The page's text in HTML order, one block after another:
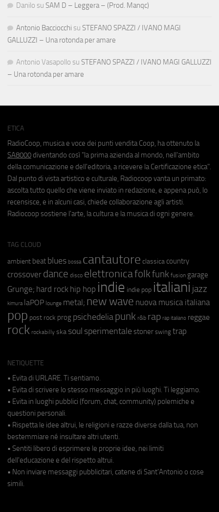
Danilo su SAM D – Leggera – (Prod. Manqc)
Antonio Bacciocchi su STEFANO SPAZZI / IVANO MAGI
GALLUZZI – Una rotonda per amare
Antonio Vasapollo su STEFANO SPAZZI / IVANO MAGI GALLUZZI
– Una rotonda per amare
ETICA
RadioCoop, musica e voce dei punti vendita Coop, ha ottenuto la
SA8000 diventando così "la prima azienda al mondo, nell'ambito
della comunicazione e dell'editoria, a ricevere la Certificazione etica".
Dal punto di vista artistico e culturale, Radiocoop vanta un primato:
ascolta tutto quello che viene inviato in redazione, e appena può, lo
recensisce, e in alcuni casi, chiede collaborazione agli artisti.
Radiocoop sostiene l'arte, la cultura e la musica di ogni genere.
TAG CLOUD
ambient beat blues bossa cantautore classica country
crossover dance disco elettronicafolkfunk fusion garage
Grunge; hard rock hip hop indie indie pop italiani jazz
kimura laPOP lounge metal; new wave nuova musica italiana
pop post rock prog psichedeliapunk r&b rap rap italiano reggae
rock rockabilly ska soul sperimentale stoner swing trap
NETIQUETTE
• Evita di URLARE. Ti sentiamo.
• Evita di scrivere lo stesso messaggio in più luoghi. Ti leggiamo.
• Evita in luoghi pubblici (forum, chat, community) polemiche e
questioni personali.
• Rispetta le idee altrui, le religioni e razze diverse dalla tua, non
bestemmiare né insultare altri utenti.
• Sentiti libero di esprimere le proprie idee, nei limiti
dell'educazione e del rispetto altrui.
• Non inviare messaggi pubblicitari, catene di Sant'Antonio o cose
simili.